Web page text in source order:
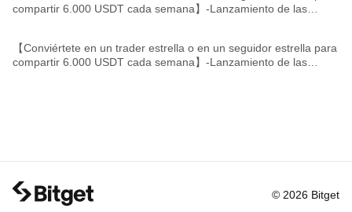
compartir 6.000 USDT cada semana】-Lanzamiento de las
【Conviértete en un trader estrella o en un seguidor estrella para
compartir 6.000 USDT cada semana】-Lanzamiento de las
© 2026 Bitget